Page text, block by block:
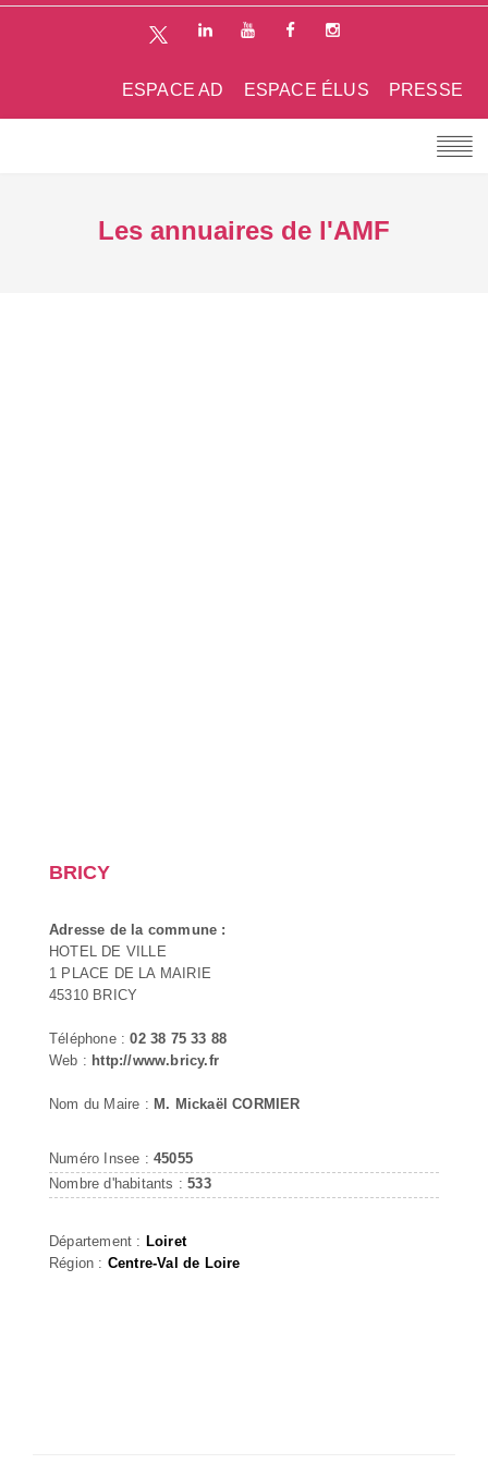
PRESSE
ESPACE ÉLUS
ESPACE AD
Les annuaires de l'AMF
BRICY
Adresse de la commune :
HOTEL DE VILLE
1 PLACE DE LA MAIRIE
45310 BRICY
Téléphone :02 38 75 33 88
Web : http://www.bricy.fr
Nom du Maire : M. Mickaël CORMIER
Numéro Insee : 45055
Nombre d'habitants :533
Département : Loiret
Région : Centre-Val de Loire